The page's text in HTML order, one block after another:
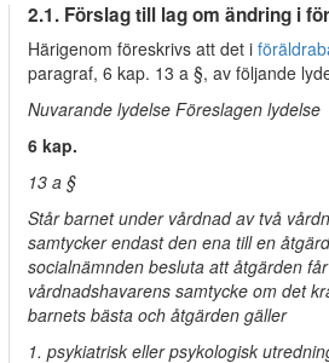
2.1. Förslag till lag om ändring i
Härigenom föreskrivs att det i
paragraf, 6 kap. 13 a §, av följande
Nuvarande lydelse Föreslagen lydelse
6 kap.
13 a §
Står barnet under vårdnad av två
samtycker endast den ena till en
socialnämnden besluta att åtgärden
vårdnadshavarens samtycke om det
barnets bästa och åtgärden gäller
1. psykiatrisk eller psykologisk